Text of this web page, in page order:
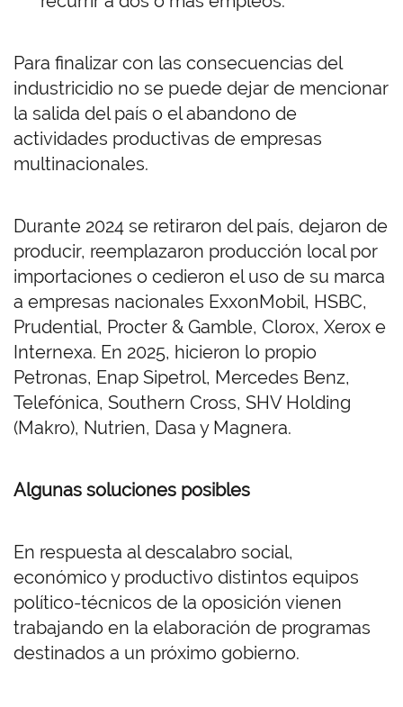
Para finalizar con las consecuencias del
industricidio no se puede dejar de mencionar
la salida del país o el abandono de
actividades productivas de empresas
multinacionales.
Durante 2024 se retiraron del país, dejaron de
producir, reemplazaron producción local por
importaciones o cedieron el uso de su marca
a empresas nacionales ExxonMobil, HSBC,
Prudential, Procter & Gamble, Clorox, Xerox e
Internexa. En 2025, hicieron lo propio
Petronas, Enap Sipetrol, Mercedes Benz,
Telefónica, Southern Cross, SHV Holding
(Makro), Nutrien, Dasa y Magnera.
Algunas soluciones posibles
En respuesta al descalabro social,
económico y productivo distintos equipos
político-técnicos de la oposición vienen
trabajando en la elaboración de programas
destinados a un próximo gobierno.